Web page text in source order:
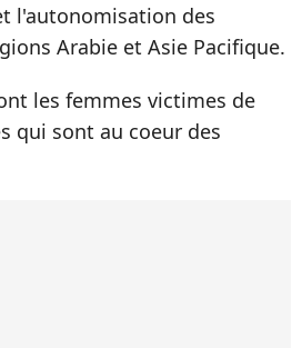
l'autonomisation des
Arabie et Asie Pacifique.
les femmes victimes de
qui sont au coeur des